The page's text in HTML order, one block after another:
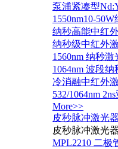
泵浦紧凑型
1550nm10-
纳秒高能中红
纳秒级中红外
1560nm 纳秒
1064nm 波段纳
冷消融中红外
532/1064nm
More>>
皮秒脉冲激光器
皮秒脉冲激光器
​MPL2210 二极